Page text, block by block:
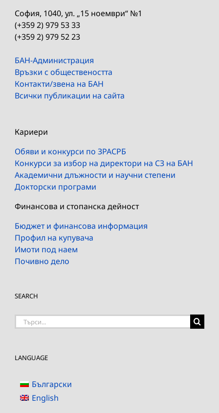
София, 1040, ул. „15 ноември“ №1
(+359 2) 979 53 33
(+359 2) 979 52 23
БАН-Администрация
Връзки с обществеността
Контакти/звена на БАН
Всички публикации на сайта
Кариери
Обяви и конкурси по ЗРАСРБ
Конкурси за избор на директори на СЗ на БАН
Академични длъжности и научни степени
Докторски програми
Финансова и стопанска дейност
Бюджет и финансова информация
Профил на купувача
Имоти под наем
Почивно дело
SEARCH
Търсене
LANGUAGE
Български
English